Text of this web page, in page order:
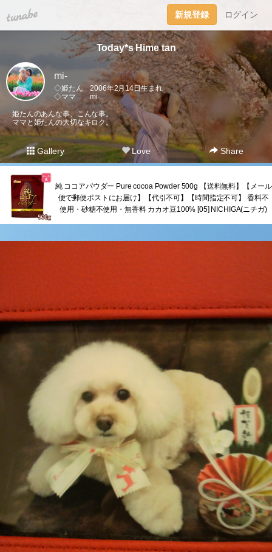
tuna.be 新規登録 ログイン
Today*s Hime tan
mi-
◇姫たん 2006年2月14日生まれ
◇ママ mi-
姫たんのあんな事、こんな事。
ママと姫たんの大切なキロク。
Gallery Love Share
純 ココアパウダー Pure cocoa Powder 500g 【送料無料】【メール
便で郵便ポストにお届け】【代引不可】【時間指定不可】 香料不
使用・砂糖不使用・無香料 カカオ豆100% [05] NICHIGA(ニチガ)